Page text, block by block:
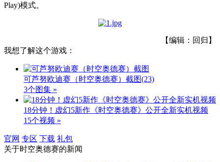
Play)模式。
【编辑：回归】
我想了解这个游戏：
可芦努欧迪赛（时空奥德赛）截图(23)
3个图集 »
18分钟！虚幻5新作《时空奥德赛》公开全新实机视频
15个视频 »
官网 专区 下载 礼包
关于时空奥德赛的新闻